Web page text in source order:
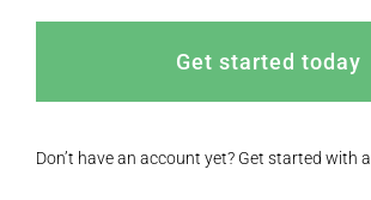
Get started today
Don’t have an account yet? Get started with a